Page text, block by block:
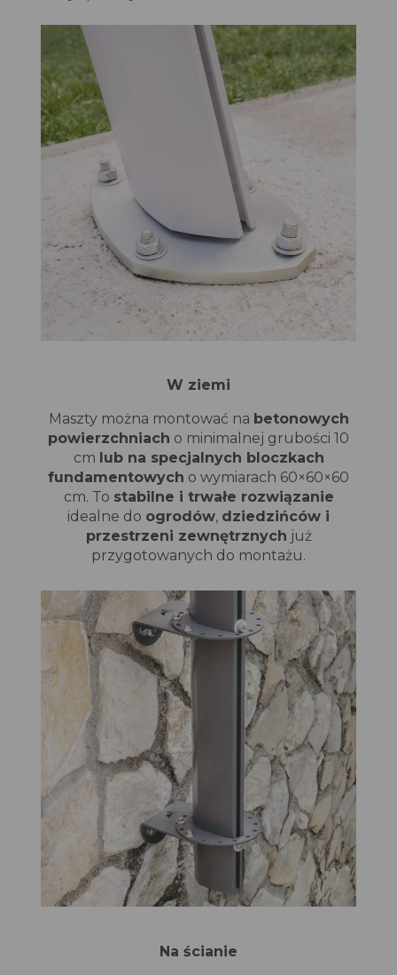
W ziemi
Maszty można montować na betonowych
powierzchniach o minimalnej grubości 10
cm lub na specjalnych bloczkach
fundamentowych o wymiarach 60×60×60
cm. To stabilne i trwałe rozwiązanie
idealne do ogrodów, dziedzińców i
przestrzeni zewnętrznych już
przygotowanych do montażu.
Na ścianie